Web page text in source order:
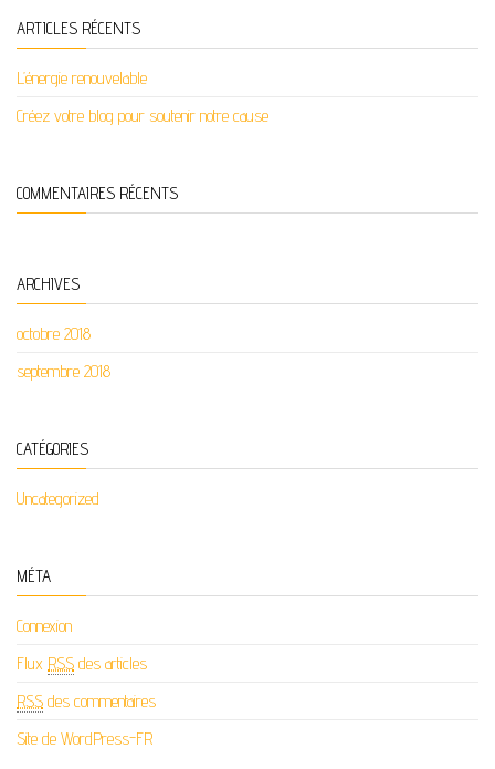
ARTICLES RÉCENTS
L’énergie renouvelable
Créez votre blog pour soutenir notre cause
COMMENTAIRES RÉCENTS
ARCHIVES
octobre 2018
septembre 2018
CATÉGORIES
Uncategorized
MÉTA
Connexion
Flux RSS des articles
RSS des commentaires
Site de WordPress-FR